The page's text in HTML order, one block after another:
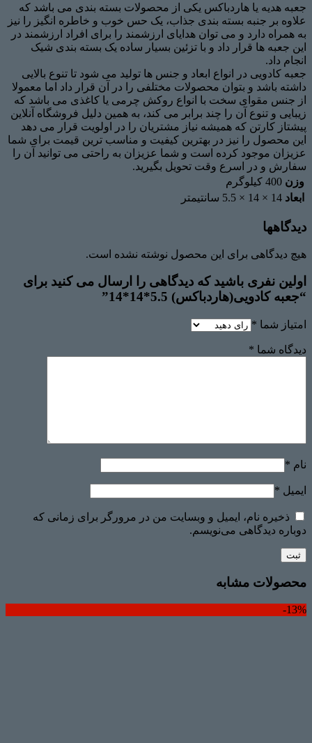
جعبه هدیه یا هاردباکس یکی از محصولات بسته بندی می باشد که
علاوه بر جنبه بسته بندی جذاب، یک حس خوب و خاطره انگیز را نیز
به همراه دارد و می توان هدایای ارزشمند را برای افراد ارزشمند در
این جعبه ها قرار داد و با تزئین بسیار ساده یک بسته بندی شیک
انجام داد.
جعبه کادویی در انواع ابعاد و جنس ها تولید می شود تا تنوع بالایی
داشته باشد و بتوان محصولات مختلفی را در آن قرار داد اما معمولا
از جنس مقوای سخت با انواع روکش چرمی یا کاغذی می باشد که
زیبایی و تنوع آن را چند برابر می کند، به همین دلیل فروشگاه آنلاین
پیشتاز کارتن که همیشه نیاز مشتریان را در اولویت قرار می دهد
این محصول را نیز در بهترین کیفیت و مناسب ترین قیمت برای شما
عزیزان موجود کرده است و شما عزیزان به راحتی می توانید آن را
سفارش و در اسرع وقت تحویل بگیرید.
وزن 400 کیلوگرم
ابعاد 14 × 14 × 5.5 سانتیمتر
دیدگاهها
هیچ دیدگاهی برای این محصول نوشته نشده است.
اولین نفری باشید که دیدگاهی را ارسال می کنید برای
“جعبه کادویی(هاردباکس) 5.5*14*14”
امتیاز شما *
دیدگاه شما *
نام *
ایمیل *
ذخیره نام، ایمیل و وبسایت من در مرورگر برای زمانی که
دوباره دیدگاهی می‌نویسم.
محصولات مشابه
13%-